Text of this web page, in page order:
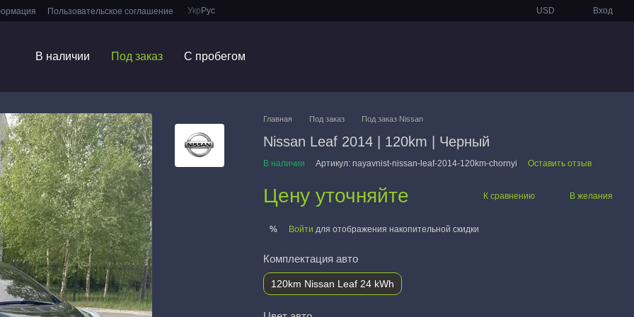
Пользовательское соглашение Укр Рус USD Вход
В наличии Под заказ С пробегом
Главная Под заказ Под заказ Nissan
Nissan Leaf 2014 | 120km | Черный
В наличии Артикул: nayavnist-nissan-leaf-2014-120km-chornyi Оставить отзыв
Цену уточняйте К сравнению В желания
% Войти для отображения накопительной скидки
Комплектация авто
120km Nissan Leaf 24 kWh